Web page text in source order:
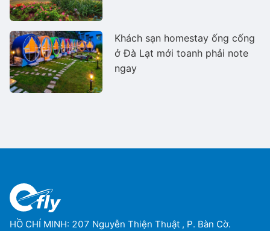
Khách sạn homestay ống cống
ở Đà Lạt mới toanh phải note
ngay
HỒ CHÍ MINH: 207 Nguyễn Thiện Thuật , P. Bàn Cờ.